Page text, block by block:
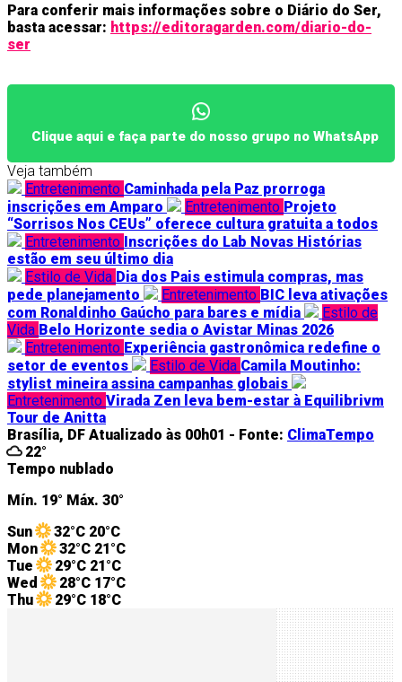
Para conferir mais informações sobre o Diário do Ser,
basta acessar: https://editoragarden.com/diario-do-
ser
Clique aqui e faça parte do nosso grupo no WhatsApp
Veja também
Entretenimento Caminhada pela Paz prorroga
inscrições em Amparo
Entretenimento Projeto
“Sorrisos Nos CEUs” oferece cultura gratuita a todos
Entretenimento Inscrições do Lab Novas Histórias
estão em seu último dia
Estilo de Vida Dia dos Pais estimula compras, mas
pede planejamento
Entretenimento BIC leva ativações
com Ronaldinho Gaúcho para bares e mídia
Estilo de
Vida Belo Horizonte sedia o Avistar Minas 2026
Entretenimento Experiência gastronômica redefine o
setor de eventos
Estilo de Vida Camila Moutinho:
stylist mineira assina campanhas globais
Entretenimento Virada Zen leva bem-estar à Equilibrivm
Tour de Anitta
Brasília, DF Atualizado às 00h01 - Fonte: ClimaTempo
22°
Tempo nublado
Mín. 19° Máx. 30°
Sun
32°C 20°C
Mon
32°C 21°C
Tue
29°C 21°C
Wed
28°C 17°C
Thu
29°C 18°C